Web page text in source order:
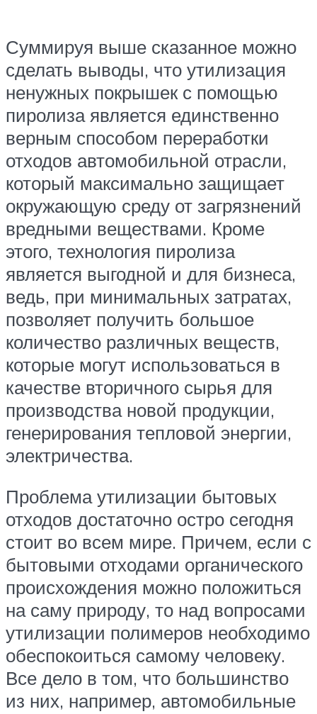
Суммируя выше сказанное можно
сделать выводы, что утилизация
ненужных покрышек с помощью
пиролиза является единственно
верным способом переработки
отходов автомобильной отрасли,
который максимально защищает
окружающую среду от загрязнений
вредными веществами. Кроме
этого, технология пиролиза
является выгодной и для бизнеса,
ведь, при минимальных затратах,
позволяет получить большое
количество различных веществ,
которые могут использоваться в
качестве вторичного сырья для
производства новой продукции,
генерирования тепловой энергии,
электричества.
Проблема утилизации бытовых
отходов достаточно остро сегодня
стоит во всем мире. Причем, если с
бытовыми отходами органического
происхождения можно положиться
на саму природу, то над вопросами
утилизации полимеров необходимо
обеспокоиться самому человеку.
Все дело в том, что большинство
из них, например, автомобильные